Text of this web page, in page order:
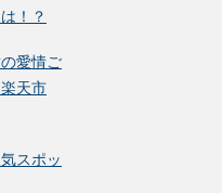
！？
愛情ご
天市
スポッ